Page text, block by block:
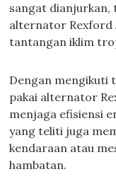
sangat dianjurkan,
alternator Rexford
tantangan iklim
Dengan mengikuti
pakai alternator
menjaga efisiensi
yang teliti juga
kendaraan atau
hambatan.